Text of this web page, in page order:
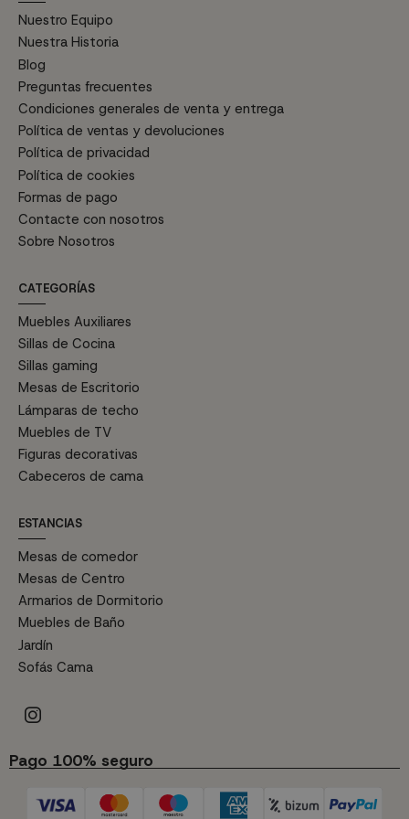
Nuestro Equipo
Nuestra Historia
Blog
Preguntas frecuentes
Condiciones generales de venta y entrega
Política de ventas y devoluciones
Política de privacidad
Política de cookies
Formas de pago
Contacte con nosotros
Sobre Nosotros
CATEGORÍAS
Muebles Auxiliares
Sillas de Cocina
Sillas gaming
Mesas de Escritorio
Lámparas de techo
Muebles de TV
Figuras decorativas
Cabeceros de cama
ESTANCIAS
Mesas de comedor
Mesas de Centro
Armarios de Dormitorio
Muebles de Baño
Jardín
Sofás Cama
Pago 100% seguro